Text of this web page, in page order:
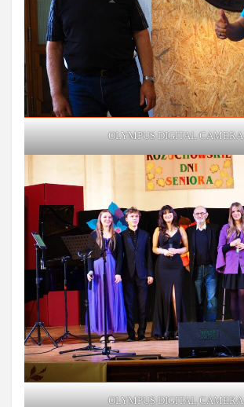
OLYMPUS DIGITAL CAMERA
OLYMPUS DIGITAL CAMERA